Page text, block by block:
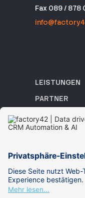
Fax 089 / 878
LEISTUNGEN
PARTNER
REFERENZEN
ACADEMY
WISSEN
ÜBER UNS